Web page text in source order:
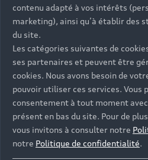
contenu adapté à vos intérêts
marketing), ainsi qu’à établir des
du site.
Les catégories suivantes de
ses partenaires et peuvent être
cookies. Nous avons besoin de
pouvoir utiliser ces services. Vous
consentement à tout moment
présent en bas du site. Pour de
vous invitons à consulter notre
notre Politique de confidentialité.
Headline
Subline
Copy